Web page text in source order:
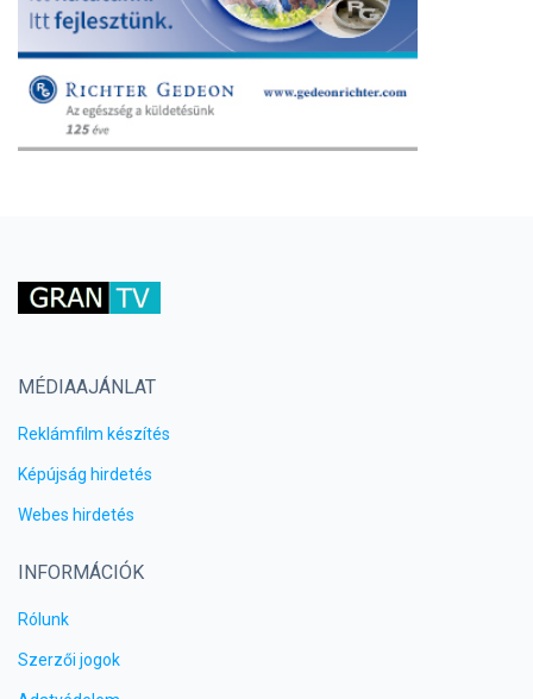
MÉDIAAJÁNLAT
Reklámfilm készítés
Képújság hirdetés
Webes hirdetés
INFORMÁCIÓK
Rólunk
Szerzői jogok